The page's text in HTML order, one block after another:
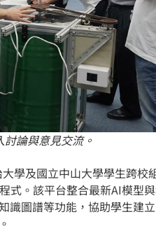
論與意見交流。
學及國立中山大學學生跨校
式。該平台整合最新AI模型
識圖譜等功能，協助學生建